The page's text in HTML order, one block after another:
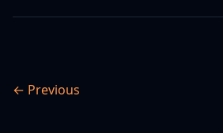
← Previous